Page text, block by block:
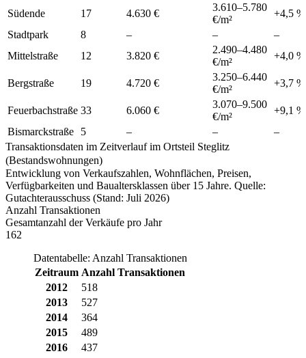
Südende 17 4.630 €
3.610–5.780
€/m²
+4,5 %
Stadtpark
8 – –
–
Mittelstraße
12 3.820 €
2.490–4.480
€/m²
+4,0 %
Bergstraße 19 4.720 €
3.250–6.440
€/m²
+3,7 %
Feuerbachstraße 33 6.060 €
3.070–9.500
€/m²
+9,1 %
Bismarckstraße
5 – –
–
Transaktionsdaten im Zeitverlauf im Ortsteil Steglitz
(Bestandswohnungen)
Entwicklung von Verkaufszahlen, Wohnflächen, Preisen,
Verfügbarkeiten und Baualtersklassen über 15 Jahre. Quelle:
Gutachterausschuss (Stand: Juli 2026)
Anzahl Transaktionen
Gesamtanzahl der Verkäufe pro Jahr
162
Datentabelle: Anzahl Transaktionen
Zeitraum Anzahl Transaktionen
2012
518
2013
527
2014
364
2015
489
2016
437